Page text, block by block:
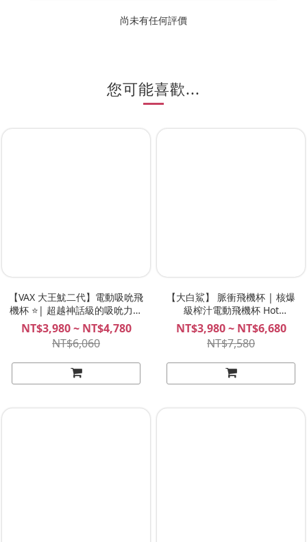
尚未有任何評價
您可能喜歡...
【VAX 大王魷二代】電動吸吮飛
機杯 ⭐️| 超越神話級的吸吮力、
吸到精盡人爽、吸震合一、最強
的吸吮飛機杯！NITE 夜能
NT$3,980 ~ NT$4,780
NT$6,060
【大白鯊】 脈衝飛機杯 | 核爆
級榨汁電動飛機杯 Hot
Octopuss Pulse Solo
Essential / Lux / Duo
NT$3,980 ~ NT$6,680
NT$7,580